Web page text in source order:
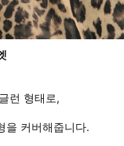
런 형태로,
을 커버해줍니다.